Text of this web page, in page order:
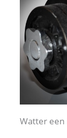
Watter een